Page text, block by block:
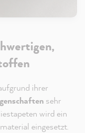
ihrer
sehr
wird ein
eingesetzt.